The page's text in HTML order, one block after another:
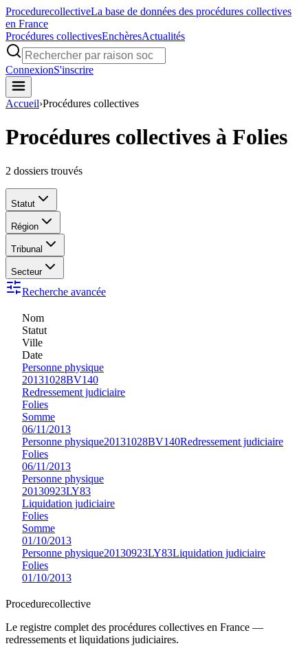
ProcedurecollectiveLa base de données des procédures collectives
en France
Procédures collectivesEnchèresActualités
ConnexionS'inscrire
Accueil›Procédures collectives
Procédures collectives à Folies
2 dossiers trouvés
Statut
Région
Tribunal
Secteur
Recherche avancée
Nom
Statut
Ville
Date
Personne physique
20131028BV140
Redressement judiciaire
Folies
Somme
06/11/2013
Personne physique20131028BV140Redressement judiciaire
Folies
06/11/2013
Personne physique
20130923LY83
Liquidation judiciaire
Folies
Somme
01/10/2013
Personne physique20130923LY83Liquidation judiciaire
Folies
01/10/2013
Procedurecollective
Le registre complet des procédures collectives en France —
redressements et liquidations judiciaires.